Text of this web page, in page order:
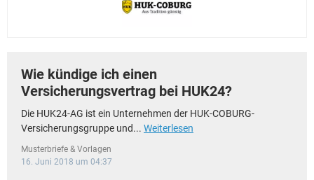
Wie kündige ich einen
Versicherungsvertrag bei HUK24?
Die HUK24-AG ist ein Unternehmen der HUK-COBURG-
Versicherungsgruppe und... Weiterlesen
Musterbriefe & Vorlagen
16. Juni 2018 um 04:37